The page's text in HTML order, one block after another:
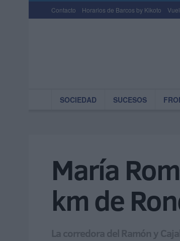
Contacto Horarios de Barcos by Kikoto
SOCIEDAD SUCESOS
María
km de
La corredora del Ramón y